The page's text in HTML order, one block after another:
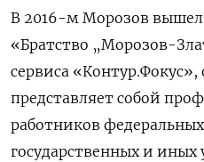
В 2016-м Морозов вышел
«Братство „Морозов-
сервиса
представляет собой
работников
государственных и